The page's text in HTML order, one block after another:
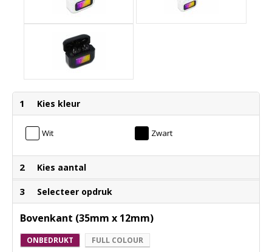
1 Kies kleur
Wit Zwart
2 Kies aantal
3 Selecteer opdruk
Bovenkant (35mm x 12mm)
ONBEDRUKT FULL COLOUR